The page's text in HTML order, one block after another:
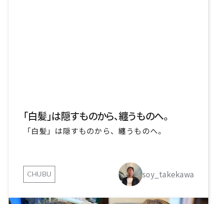
「白髪」は隠すものから、纏うものへ。
「白髪」は隠すものから、纏うものへ。
CHUBU soy_takekawa